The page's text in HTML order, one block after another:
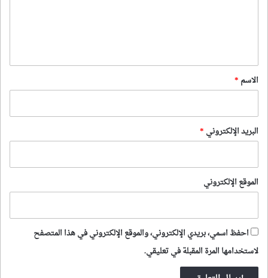
*
الاسم *
البريد الإلكتروني *
الموقع الإلكتروني
احفظ اسمي، بريدي الإلكتروني، والموقع الإلكتروني في هذا المتصفح
لاستخدامها المرة المقبلة في تعليقي.